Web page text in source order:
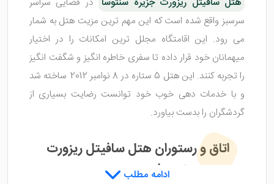
سرسبز واقع شده است که این مهم ترین مزیت هتل به شمار
می رود. این اقامتگاه مجلل ترین امکانات را در اختیار
میهمانان خود قرار داده تا سفری خاطره انگیز و شگفت انگیز
را تجربه کنند. این هتل 5 ستاره در 8 نوامبر 2012 ساخته شد
و با خدمات دهی خوب خود توانست رضایت بسیاری از
گردشگران را بدست بیاورد.
اتاق و رستوران هتل سافیتل ریزورت
جزیره سنتوساادامه مطلب